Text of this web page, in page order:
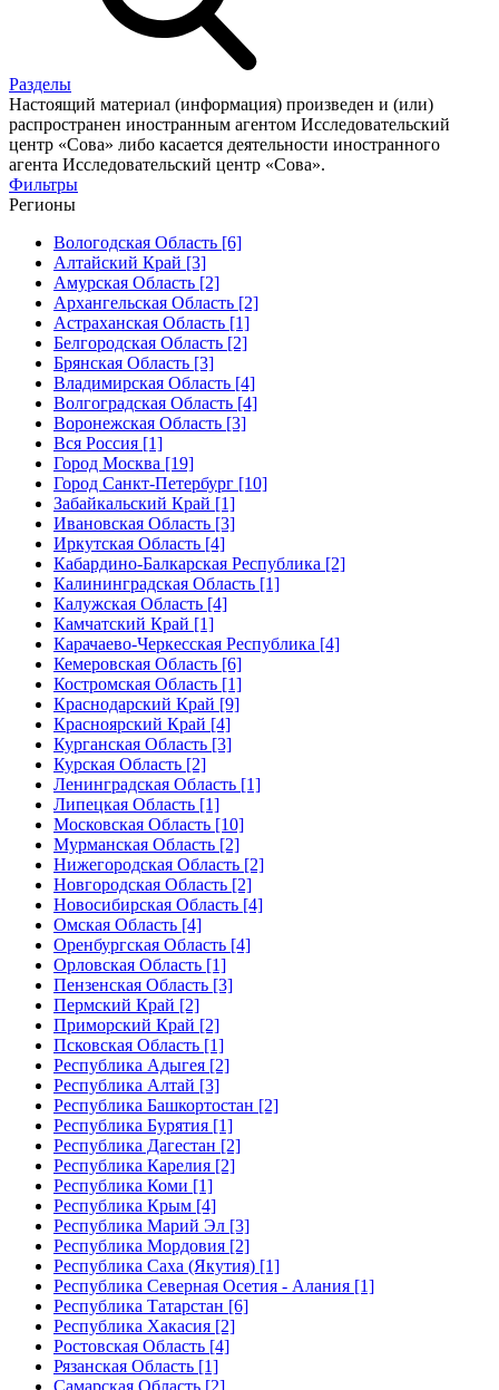
Разделы
Настоящий материал (информация) произведен и (или)
распространен иностранным агентом Исследовательский
центр «Сова» либо касается деятельности иностранного
агента Исследовательский центр «Сова».
Фильтры
Регионы
Вологодская Область [6]
Алтайский Край [3]
Амурская Область [2]
Архангельская Область [2]
Астраханская Область [1]
Белгородская Область [2]
Брянская Область [3]
Владимирская Область [4]
Волгоградская Область [4]
Воронежская Область [3]
Вся Россия [1]
Город Москва [19]
Город Санкт-Петербург [10]
Забайкальский Край [1]
Ивановская Область [3]
Иркутская Область [4]
Кабардино-Балкарская Республика [2]
Калининградская Область [1]
Калужская Область [4]
Камчатский Край [1]
Карачаево-Черкесская Республика [4]
Кемеровская Область [6]
Костромская Область [1]
Краснодарский Край [9]
Красноярский Край [4]
Курганская Область [3]
Курская Область [2]
Ленинградская Область [1]
Липецкая Область [1]
Московская Область [10]
Мурманская Область [2]
Нижегородская Область [2]
Новгородская Область [2]
Новосибирская Область [4]
Омская Область [4]
Оренбургская Область [4]
Орловская Область [1]
Пензенская Область [3]
Пермский Край [2]
Приморский Край [2]
Псковская Область [1]
Республика Адыгея [2]
Республика Алтай [3]
Республика Башкортостан [2]
Республика Бурятия [1]
Республика Дагестан [2]
Республика Карелия [2]
Республика Коми [1]
Республика Крым [4]
Республика Марий Эл [3]
Республика Мордовия [2]
Республика Саха (Якутия) [1]
Республика Северная Осетия - Алания [1]
Республика Татарстан [6]
Республика Хакасия [2]
Ростовская Область [4]
Рязанская Область [1]
Самарская Область [2]